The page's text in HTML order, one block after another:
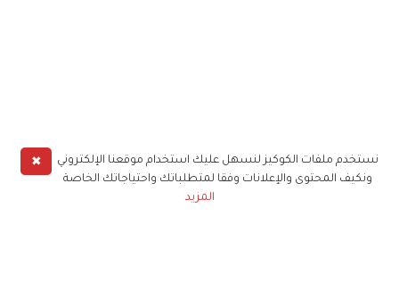
✖
نستخدم ملفات الكوكيز لنسهل عليك استخدام موقعنا الإلكتروني
ونكيف المحتوى والإعلانات وفقا لمتطلباتك واحتياجاتك الخاصة
المزيد